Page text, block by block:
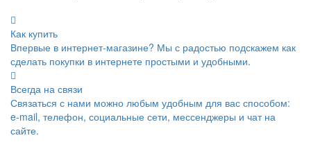
Как купить
Впервые в интернет-магазине? Мы с радостью подскажем как
сделать покупки в интернете простыми и удобными.
Всегда на связи
Связаться с нами можно любым удобным для вас способом:
e-mail, телефон, социальные сети, мессенджеры и чат на
сайте.